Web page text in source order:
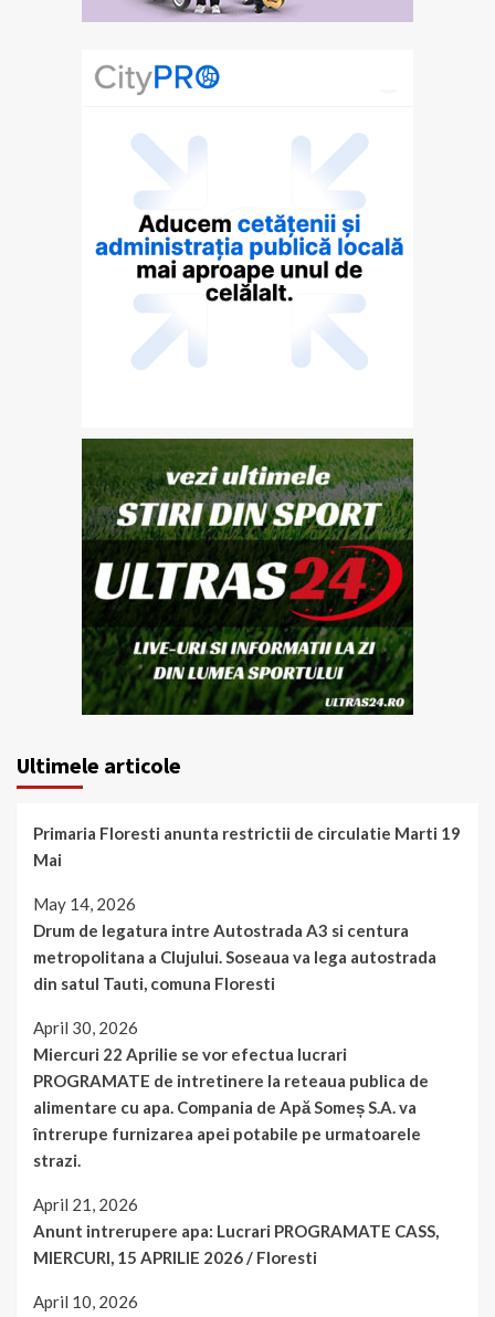
Ultimele articole
Primaria Floresti anunta restrictii de circulatie Marti 19
Mai
May 14, 2026
Drum de legatura intre Autostrada A3 si centura
metropolitana a Clujului. Soseaua va lega autostrada
din satul Tauti, comuna Floresti
April 30, 2026
Miercuri 22 Aprilie se vor efectua lucrari
PROGRAMATE de intretinere la reteaua publica de
alimentare cu apa. Compania de Apă Someș S.A. va
întrerupe furnizarea apei potabile pe urmatoarele
strazi.
April 21, 2026
Anunt intrerupere apa: Lucrari PROGRAMATE CASS,
MIERCURI, 15 APRILIE 2026 / Floresti
April 10, 2026